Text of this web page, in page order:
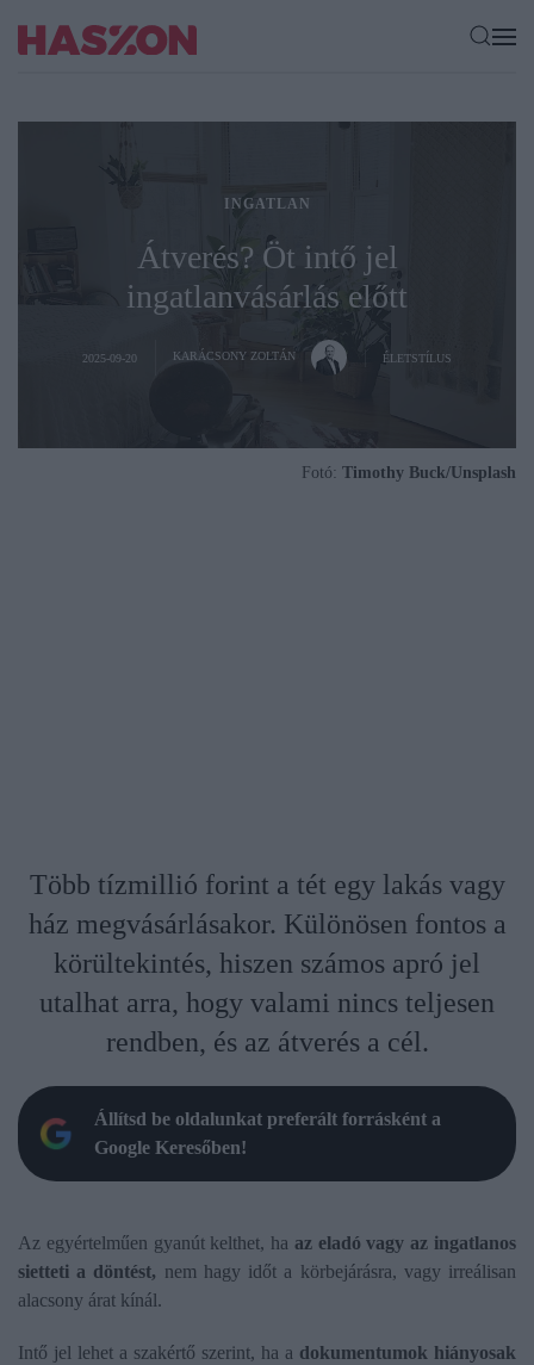
INGATLAN
Átverés? Öt intő jel
ingatlanvásárlás előtt
2025-09-20 KARÁCSONY ZOLTÁN ÉLETSTÍLUS
Fotó: Timothy Buck/Unsplash
Több tízmillió forint a tét egy lakás vagy
ház megvásárlásakor. Különösen fontos a
körültekintés, hiszen számos apró jel
utalhat arra, hogy valami nincs teljesen
rendben, és az átverés a cél.
Állítsd be oldalunkat preferált forrásként a
Google Keresőben!
Az egyértelműen gyanút kelthet, ha az eladó vagy az ingatlanos
sietteti a döntést, nem hagy időt a körbejárásra, vagy irreálisan
alacsony árat kínál.
Intő jel lehet a szakértő szerint, ha a dokumentumok hiányosak